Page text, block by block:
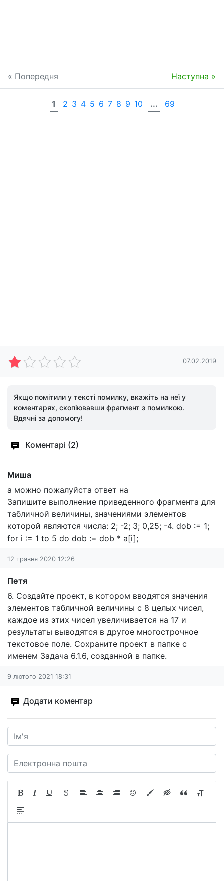
« Попередня Наступна »
1 2 3 4 5 6 7 8 9 10 ... 69
07.02.2019
Якщо помітили у тексті помилку, вкажіть на неї у
коментарях, скопіювавши фрагмент з помилкою.
Вдячні за допомогу!
Коментарі (2)
Миша
а можно пожалуйста ответ на
Запишите выполнение приведенного фрагмента для
табличной величины, значениями элементов
которой являются числа: 2; -2; 3; 0,25; -4. dob := 1;
for i := 1 to 5 do dob := dob * a[i];
12 травня 2020 12:26
Петя
6. Создайте проект, в котором вводятся значения
элементов табличной величины с 8 целых чисел,
каждое из этих чисел увеличивается на 17 и
результаты выводятся в другое многострочное
текстовое поле. Сохраните проект в папке с
именем Задача 6.1.6, созданной в папке.
9 лютого 2021 18:31
Додати коментар